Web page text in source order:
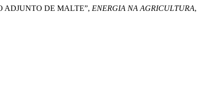
ADJUNTO DE MALTE”, ENERGIA NA AGRICULTURA,